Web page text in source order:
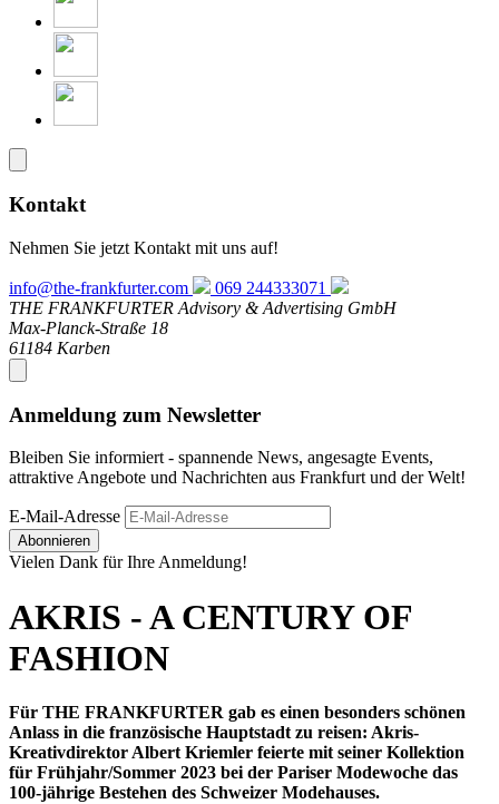
Kontakt
Nehmen Sie jetzt Kontakt mit uns auf!
info@the-frankfurter.com
069 244333071
THE FRANKFURTER Advisory & Advertising GmbH
Max-Planck-Straße 18
61184 Karben
Anmeldung zum Newsletter
Bleiben Sie informiert - spannende News, angesagte Events,
attraktive Angebote und Nachrichten aus Frankfurt und der Welt!
E-Mail-Adresse
Abonnieren
Vielen Dank für Ihre Anmeldung!
AKRIS - A CENTURY OF
FASHION
Für THE FRANKFURTER gab es einen besonders schönen
Anlass in die französische Hauptstadt zu reisen: Akris-
Kreativdirektor Albert Kriemler feierte mit seiner Kollektion
für Frühjahr/Sommer 2023 bei der Pariser Modewoche das
100-jährige Bestehen des Schweizer Modehauses.